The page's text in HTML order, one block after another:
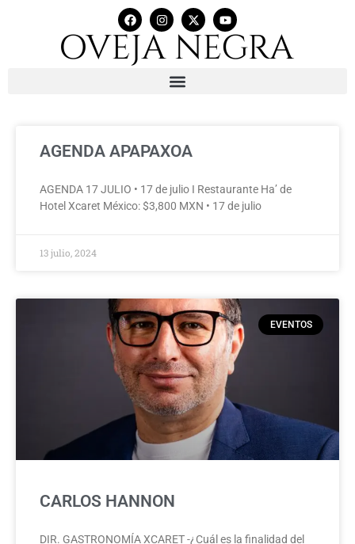
AGENDA APAPAXOA
AGENDA 17 JULIO • 17 de julio I Restaurante Ha’ de
Hotel Xcaret México: $3,800 MXN • 17 de julio
13 julio, 2024
EVENTOS
CARLOS HANNON
DIR. GASTRONOMÍA XCARET -¿Cuál es la finalidad del